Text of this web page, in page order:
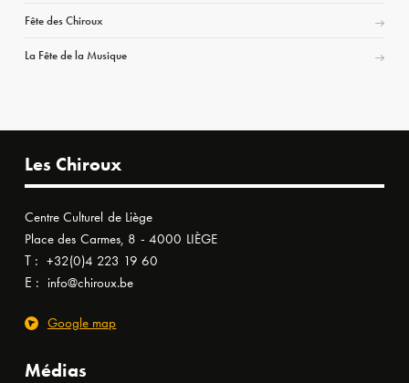
Fête des Chiroux
La Fête de la Musique
Les Chiroux
Centre Culturel de Liège
Place des Carmes, 8 - 4000 LIÈGE
T : +32(0)4 223 19 60
E : info@chiroux.be
Google map
Médias